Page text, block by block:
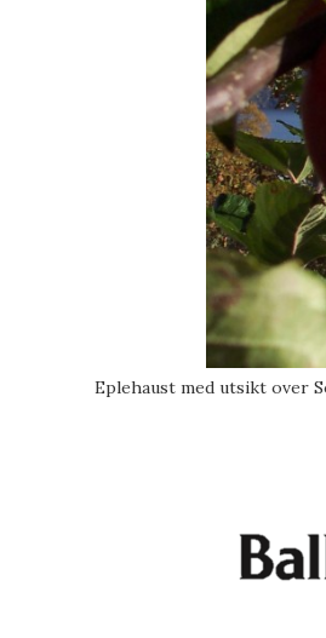
Eplehaust med utsikt over